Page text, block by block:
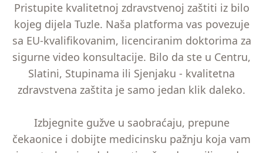
Pristupite kvalitetnoj zdravstvenoj zaštiti iz bilo
kojeg dijela Tuzle. Naša platforma vas povezuje
sa EU-kvalifikovanim, licenciranim doktorima za
sigurne video konsultacije. Bilo da ste u Centru,
Slatini, Stupinama ili Sjenjaku - kvalitetna
zdravstvena zaštita je samo jedan klik daleko.
Izbjegnite gužve u saobraćaju, prepune
čekaonice i dobijte medicinsku pažnju koja vam